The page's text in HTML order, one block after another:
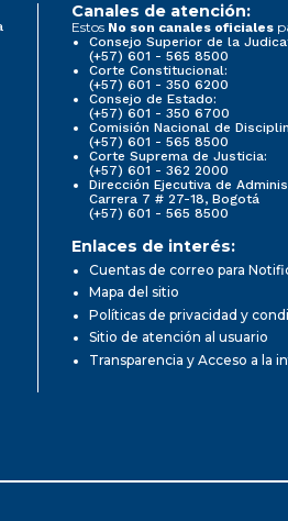
Canales de atención:
Estos No son canales oficiales
Consejo Superior de la
(+57) 601 - 565 8500
Corte Constitucional:
(+57) 601 - 350 6200
Consejo de Estado:
(+57) 601 - 350 6700
Comisión Nacional de
(+57) 601 - 565 8500
Corte Suprema de Justicia:
(+57) 601 - 362 2000
Dirección Ejecutiva de
Carrera 7 # 27-18, Bogotá
(+57) 601 - 565 8500
Enlaces de interés:
Cuentas de correo para
Mapa del sitio
Políticas de privacidad y
Sitio de atención al usuario
Transparencia y Acceso a la